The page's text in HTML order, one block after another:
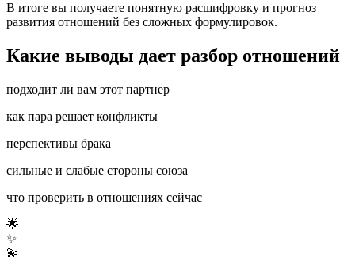
В итоге вы получаете понятную расшифровку и прогноз
развития отношений без сложных формулировок.
Какие выводы дает разбор отношений
подходит ли вам этот партнер
как пара решает конфликты
перспективы брака
сильные и слабые стороны союза
что проверить в отношениях сейчас
🌟
✨
💫